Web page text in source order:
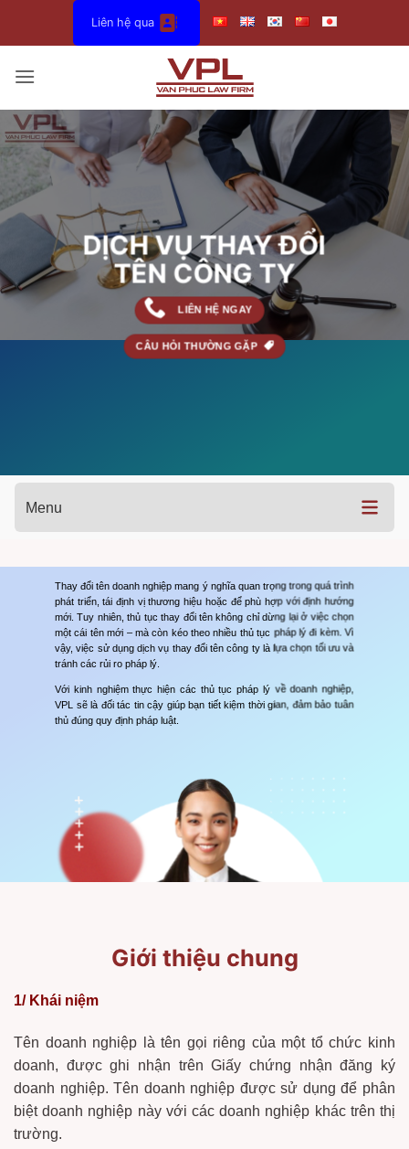
dung
Liên hệ qua
DỊCH VỤ THAY ĐỔI
TÊN CÔNG TY
LIÊN HỆ NGAY
CÂU HỎI THƯỜNG GẶP
Menu
Thay đổi tên doanh nghiệp mang ý nghĩa quan trọng trong quá trình
phát triển, tái định vị thương hiệu hoặc để phù hợp với định hướng
mới. Tuy nhiên, thủ tục thay đổi tên không chỉ dừng lại ở việc chọn
một cái tên mới – mà còn kéo theo nhiều thủ tục pháp lý đi kèm. Vì
vậy, việc sử dụng dịch vụ thay đổi tên công ty là lựa chọn tối ưu và
tránh các rủi ro pháp lý.
Với kinh nghiệm thực hiện các thủ tục pháp lý về doanh nghiệp,
VPL sẽ là đối tác tin cậy giúp bạn tiết kiệm thời gian, đảm bảo tuân
thủ đúng quy định pháp luật.
Giới thiệu chung
1/ Khái niệm
Tên doanh nghiệp là tên gọi riêng của một tổ chức kinh
doanh, được ghi nhận trên Giấy chứng nhận đăng ký
doanh nghiệp. Tên doanh nghiệp được sử dụng để phân
biệt doanh nghiệp này với các doanh nghiệp khác trên thị
trường.